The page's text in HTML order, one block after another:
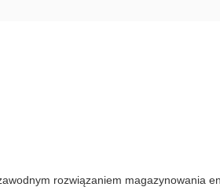
rozwiązaniem magazynowania